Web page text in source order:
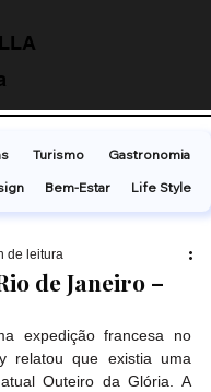
de Janeiro –
de leitura
expedição francesa no
relatou que existia uma
Outeiro da Glória. A
Turismo
Gastronomia
Bem-Estar Life Style